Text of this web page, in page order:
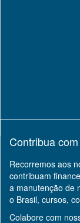
Contribua
Recorremos aos
contribuam
a manutenção de
o Brasil, cursos,
Colabore com